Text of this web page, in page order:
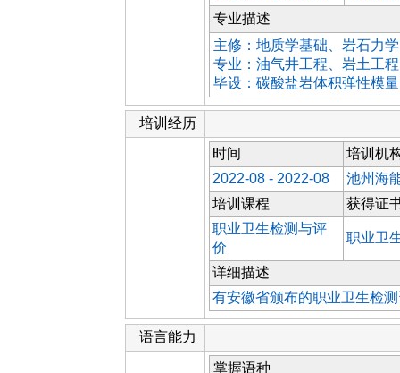
专业描述
主修：地质学基础、岩石力
专业：油气井工程、岩土工程
毕设：碳酸盐岩体积弹性模
培训经历
时间
培训机
2022-08 - 2022-08
池州海
培训课程
获得证
职业卫生检测与评
价
职业卫
详细描述
有安徽省颁布的职业卫生检
语言能力
掌握语种